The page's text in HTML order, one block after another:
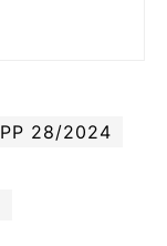
PP 28/2024